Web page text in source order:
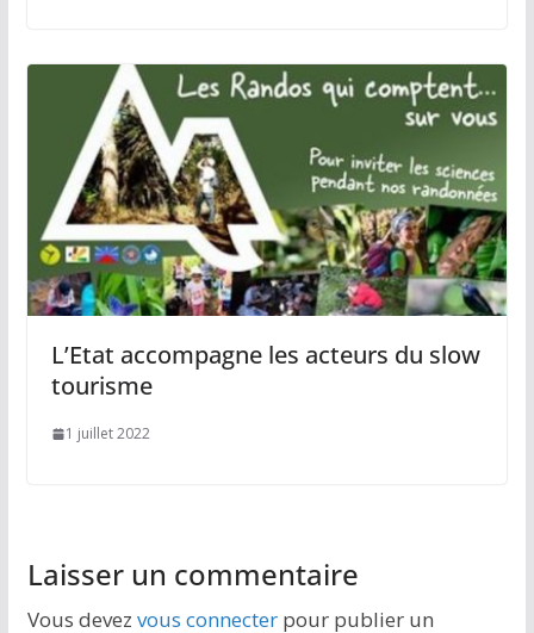
L’Etat accompagne les acteurs du slow
tourisme
1 juillet 2022
Laisser un commentaire
Vous devez vous connecterpour publier un